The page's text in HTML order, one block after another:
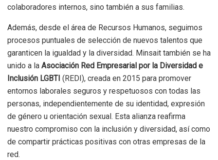
colaboradores internos, sino también a sus familias.
Además, desde el área de Recursos Humanos, seguimos
procesos puntuales de selección de nuevos talentos que
garanticen la igualdad y la diversidad. Minsait también se ha
unido a la Asociación Red Empresarial por la Diversidad e
Inclusión LGBTI (REDI), creada en 2015 para promover
entornos laborales seguros y respetuosos con todas las
personas, independientemente de su identidad, expresión
de género u orientación sexual. Esta alianza reafirma
nuestro compromiso con la inclusión y diversidad, así como
de compartir prácticas positivas con otras empresas de la
red.